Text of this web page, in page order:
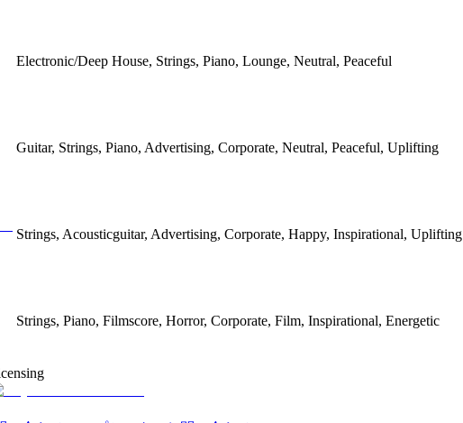
Electronic/Deep House, Strings, Piano, Lounge, Neutral, Peaceful
Guitar, Strings, Piano, Advertising, Corporate, Neutral, Peaceful, Uplifting
Strings, Acousticguitar, Advertising, Corporate, Happy, Inspirational, Uplifting
Strings, Piano, Filmscore, Horror, Corporate, Film, Inspirational, Energetic